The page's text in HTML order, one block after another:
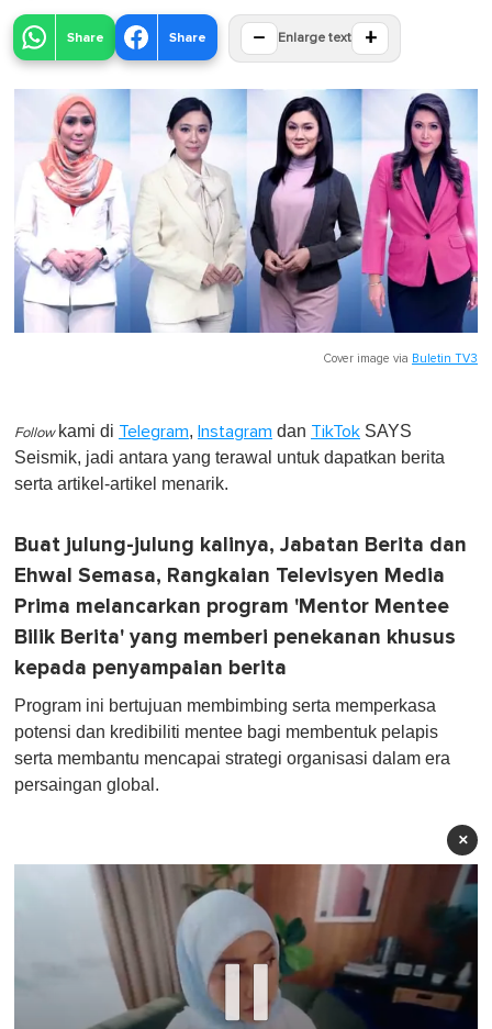
Share Share − Enlarge text +
Cover image via Buletin TV3
Follow kami di Telegram, Instagram dan TikTok SAYS
Seismik, jadi antara yang terawal untuk dapatkan berita
serta artikel-artikel menarik.
Buat julung-julung kalinya, Jabatan Berita dan
Ehwal Semasa, Rangkaian Televisyen Media
Prima melancarkan program 'Mentor Mentee
Bilik Berita' yang memberi penekanan khusus
kepada penyampaian berita
Program ini bertujuan membimbing serta memperkasa
potensi dan kredibiliti mentee bagi membentuk pelapis
serta membantu mencapai strategi organisasi dalam era
persaingan global.
×